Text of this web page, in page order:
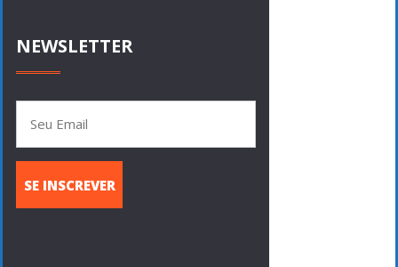
NEWSLETTER
SE INSCREVER